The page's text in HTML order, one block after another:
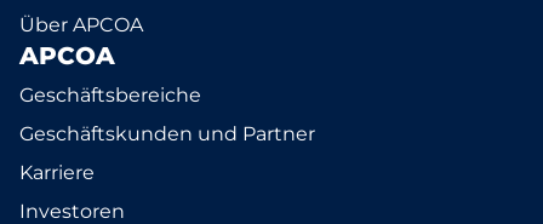
Über APCOA
APCOA
Geschäftsbereiche
Geschäftskunden und Partner
Karriere
Investoren